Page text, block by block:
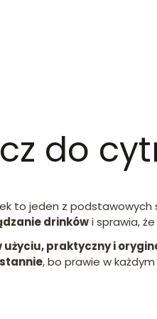
do
to jeden z podstawowych
drinkówi sprawia, że
użyciu, praktyczny i
, bo prawie w